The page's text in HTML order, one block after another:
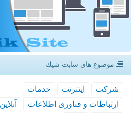
موضوع های سایت شیك
شركت اینترنت
خدمات
ارتباطات و فناوری اطلاعات
آنلاین